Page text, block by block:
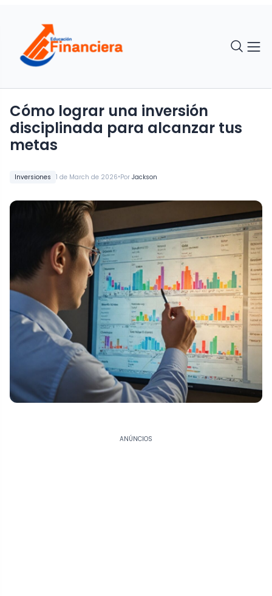
Inversiones 1 de March de 2026•Por Jackson
Cómo lograr una inversión
disciplinada para alcanzar tus
metas
ANÚNCIOS